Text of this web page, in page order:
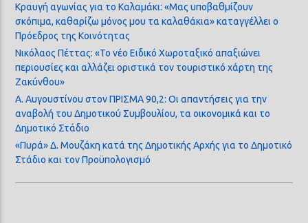
Κραυγή αγωνίας για το Καλαμάκι: «Μας υποβαθμίζουν
σκόπιμα, καθαρίζω μόνος μου τα καλαθάκια» καταγγέλλει ο
Πρόεδρος της Κοινότητας
Νικόλαος Πέττας: «Το νέο Ειδικό Χωροταξικό απαξιώνει
περιουσίες και αλλάζει οριστικά τον τουριστικό χάρτη της
Ζακύνθου»
Α. Αυγουστίνου στον ΠΡΙΣΜΑ 90,2: Οι απαντήσεις για την
αναβολή του Δημοτικού Συμβουλίου, τα οικονομικά και το
Δημοτικό Στάδιο
«Πυρά» Δ. Μουζάκη κατά της Δημοτικής Αρχής για το Δημοτικό
Στάδιο και τον Προϋπολογισμό